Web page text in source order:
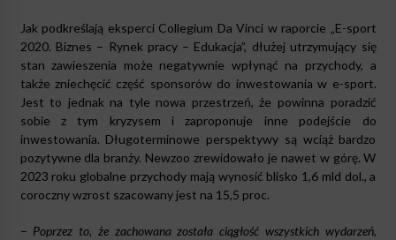
Jak podkreślają eksperci Collegium Da Vinci w raporcie „E-sport
2020. Biznes – Rynek pracy – Edukacja”, dłużej utrzymujący się
stan zawieszenia może negatywnie wpłynąć na przychody, a
także zniechęcić część sponsorów do inwestowania w e-sport.
Jest to jednak na tyle nowa przestrzeń, że powinna poradzić
sobie z tym kryzysem i zaproponuje inne podejście do
inwestowania. Długoterminowe perspektywy są wciąż bardzo
pozytywne dla branży. Newzoo zrewidowało je nawet w górę. W
2023 roku globalne przychody mają wynosić blisko 1,6 mld dol., a
coroczny wzrost szacowany jest na 15,5 proc.
– Poprzez to, że zachowana została ciągłość wszystkich wydarzeń,